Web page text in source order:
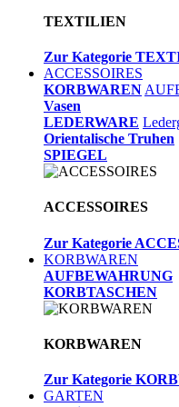
TEXTILIEN
Zur Kategorie
ACCESSOIRES
KORBWAREN
Vasen
LEDERWARE
Orientalische Truhen
SPIEGEL
ACCESSOIRES
Zur Kategorie
KORBWAREN
AUFBEWAHRUNG
KORBTASCHEN
KORBWAREN
Zur Kategorie
GARTEN